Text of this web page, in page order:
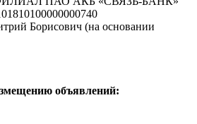
Борисович (на основании
объявлений: